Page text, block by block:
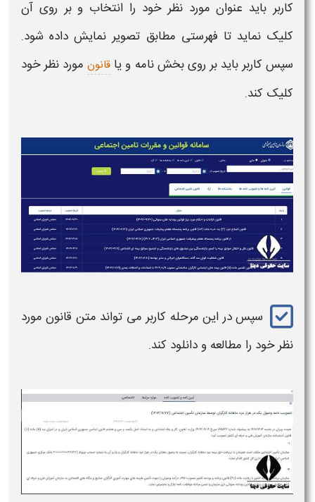
کاربر باید عنوان مورد نظر خود را انتخاب و بر روی آن
کلیک نماید تا فهرستی مطابق تصویر نمایش داده شود.
سپس کاربر باید بر روی بخش نامه و یا قانون مورد نظر خود
کلیک کند.
سپس در این مرحله کاربر می تواند متن قانون مورد
نظر خود را مطالعه و دانلود کند.